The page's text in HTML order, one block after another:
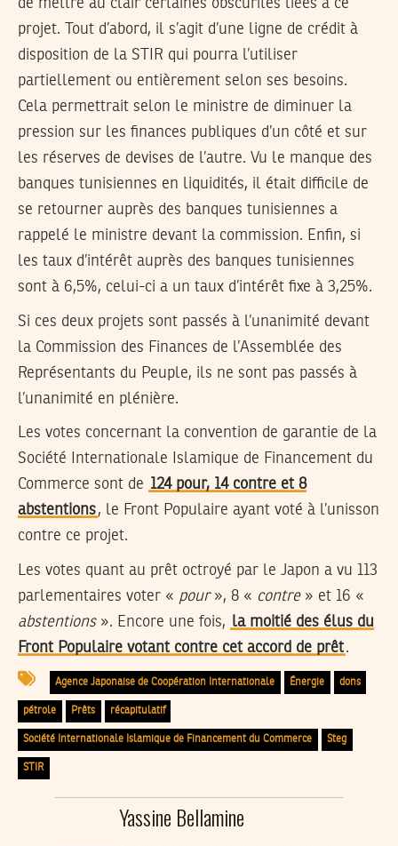
de mettre au clair certaines obscurités liées à ce
projet. Tout d’abord, il s’agit d’une ligne de crédit à
disposition de la STIR qui pourra l’utiliser
partiellement ou entièrement selon ses besoins.
Cela permettrait selon le ministre de diminuer la
pression sur les finances publiques d’un côté et sur
les réserves de devises de l’autre. Vu le manque des
banques tunisiennes en liquidités, il était difficile de
se retourner auprès des banques tunisiennes a
rappelé le ministre devant la commission. Enfin, si
les taux d’intérêt auprès des banques tunisiennes
sont à 6,5%, celui-ci a un taux d’intérêt fixe à 3,25%.
Si ces deux projets sont passés à l’unanimité devant
la Commission des Finances de l’Assemblée des
Représentants du Peuple, ils ne sont pas passés à
l’unanimité en plénière.
Les votes concernant la convention de garantie de la
Société Internationale Islamique de Financement du
Commerce sont de 124 pour, 14 contre et 8
abstentions, le Front Populaire ayant voté à l’unisson
contre ce projet.
Les votes quant au prêt octroyé par le Japon a vu 113
parlementaires voter « pour», 8 « contre» et 16 «
abstentions». Encore une fois, la moitié des élus du
Front Populaire votant contre cet accord de prêt.
Agence Japonaise de Coopération Internationale Énergie dons
pétrole Prêts récapitulatif
Société Internationale Islamique de Financement du Commerce Steg
STIR
Yassine Bellamine